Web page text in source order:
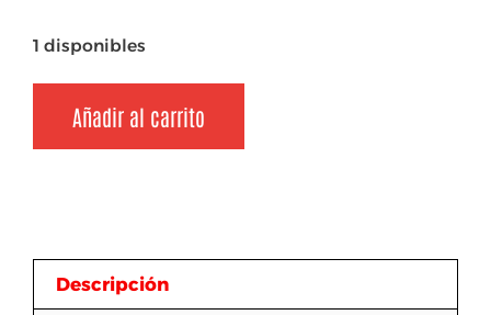
1 disponibles
Añadir al carrito
Descripción